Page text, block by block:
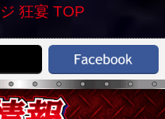
狂宴 TOP